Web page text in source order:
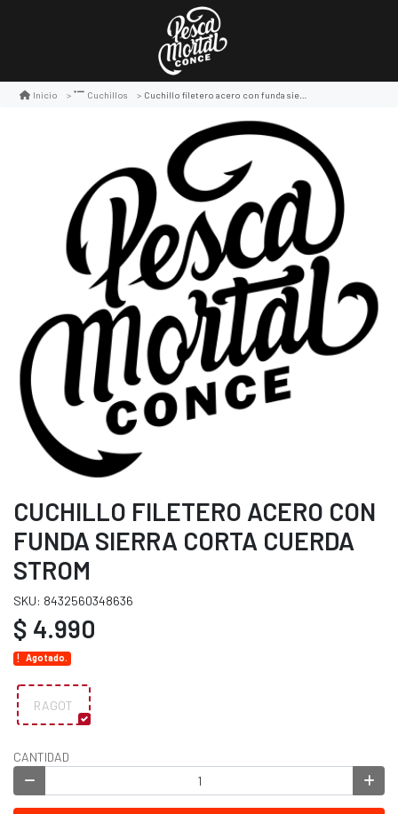
Inicio Cuchillos Cuchillo filetero acero con funda sierra corta cuerda strom
CUCHILLO FILETERO ACERO CON
FUNDA SIERRA CORTA CUERDA
STROM
SKU: 8432560348636
$ 4.990
Agotado.
RAGOT
CANTIDAD